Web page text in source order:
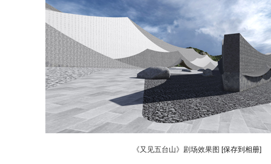
《又见五台山》剧场效果图 [保存到相册]